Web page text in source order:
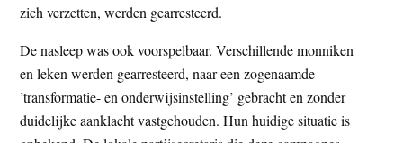
zich verzetten, werden gearresteerd.
De nasleep was ook voorspelbaar. Verschillende monniken
en leken werden gearresteerd, naar een zogenaamde
’transformatie- en onderwijsinstelling’ gebracht en zonder
duidelijke aanklacht vastgehouden. Hun huidige situatie is